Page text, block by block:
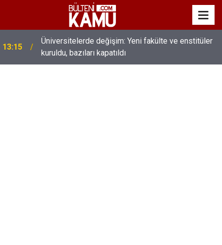
13:00
MEB’de üst düzey değişim: Genel müdürler değişti,
yeni isimler atandı